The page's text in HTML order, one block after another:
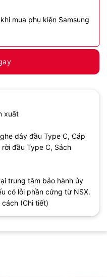
mua phụ kiện Samsung
xuất
dây đầu Type C, Cáp
đầu Type C, Sách
trung tâm bảo hành ủy
có lỗi phần cứng từ NSX.
cách (Chi tiết)